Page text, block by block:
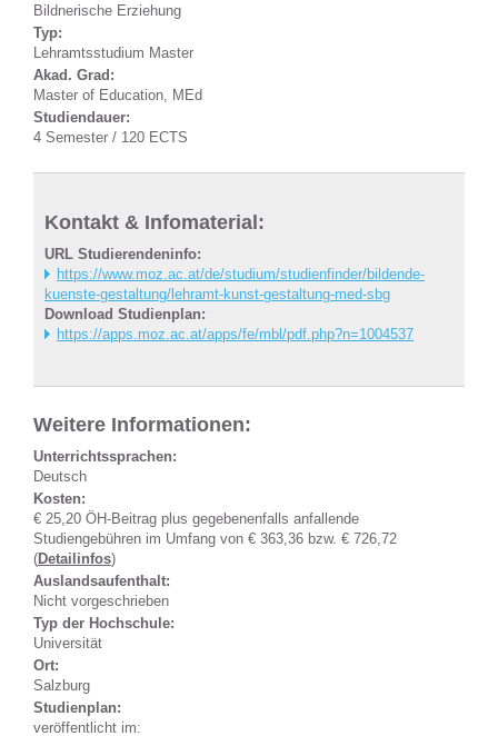
Bildnerische Erziehung
Typ:
Lehramtsstudium Master
Akad. Grad:
Master of Education, MEd
Studiendauer:
4 Semester / 120 ECTS
Kontakt & Infomaterial:
URL Studierendeninfo:
https://www.moz.ac.at/de/studium/studienfinder/bildende-
kuenste-gestaltung/lehramt-kunst-gestaltung-med-sbg
Download Studienplan:
https://apps.moz.ac.at/apps/fe/mbl/pdf.php?n=1004537
Weitere Informationen:
Unterrichtssprachen:
Deutsch
Kosten:
€ 25,20 ÖH-Beitrag plus gegebenenfalls anfallende
Studiengebühren im Umfang von € 363,36 bzw. € 726,72
(Detailinfos)
Auslandsaufenthalt:
Nicht vorgeschrieben
Typ der Hochschule:
Universität
Ort:
Salzburg
Studienplan:
veröffentlicht im: